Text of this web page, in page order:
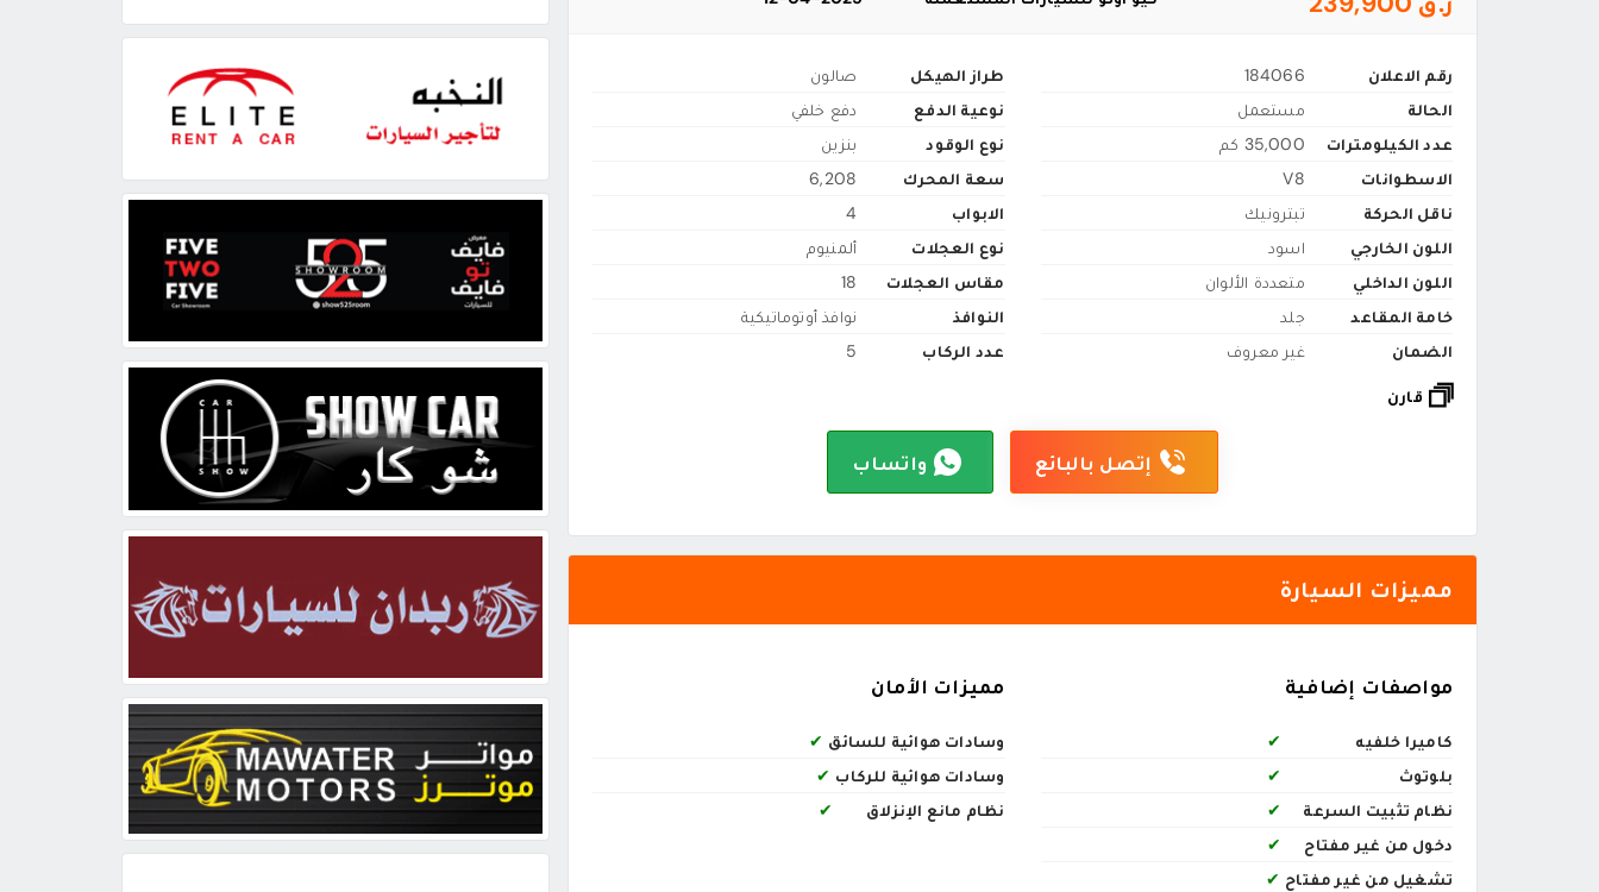
رقم الاعلان
184066
الحالة
مستعمل
عدد الكيلومترات
35,000 كم
الاسطوانات
V8
ناقل الحركة
تبترونيك
اللون الخارجي
اسود
اللون الداخلي
متعددة الألوان‎
خامة المقاعد
جلد
الضمان
غير معروف
طراز الهيكل
صالون
نوعية الدفع
دفع خلفي
نوع الوقود
بنزين
سعة المحرك
6,208
الابواب
4
نوع العجلات
ألمنيوم
مقاس العجلات
18
النوافذ
نوافذ أوتوماتيكية
عدد الركاب
5
قارن
إتصل بالبائع واتساب
مميزات السيارة
مواصفات إضافية
كاميرا خلفيه
✔
بلوتوث
✔
نظام تثبيت السرعة
✔
دخول من غير مفتاح
✔
تشغيل من غير مفتاح ✔
مميزات الأمان
وسادات هوائية للسائق ✔
وسادات هوائية للركاب ✔
نظام مانع الإنزلاق
✔